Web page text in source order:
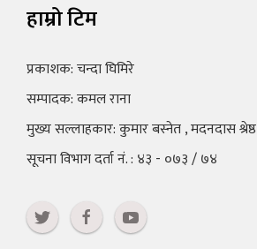
हाम्रो टिम
प्रकाशक: चन्दा घिमिरे
सम्पादक: कमल राना
मुख्य सल्लाहकार: कुमार बस्नेत , मदनदास श्रेष्ठ
सूचना विभाग दर्ता नं. : ४३ - ०७३ / ७४